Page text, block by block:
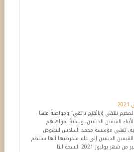
نلتقي وَبِالْقِيَمِ نرتقي" ومواصلةً منها
القيمين الدينيين، وتنميةً لمواهبهم
تنهي مؤسسة محمد السادس للنهوض
للقيمين الدينيين إلى علم منخرطيها أنها ستنظم